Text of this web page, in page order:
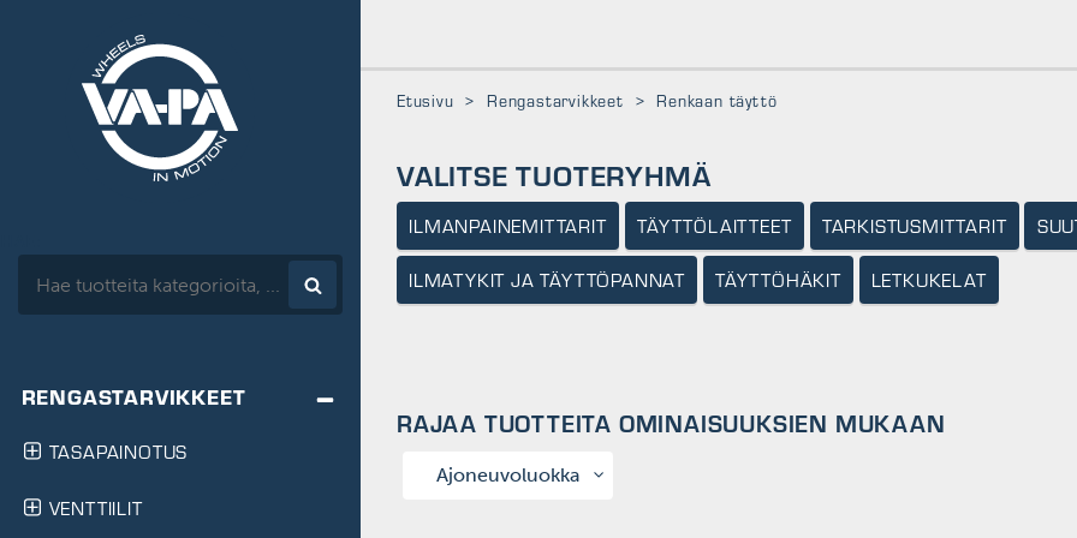
RENGASTARVIKKEET
TASAPAINOTUS
VENTTIILIT
Etusivu > Rengastarvikkeet > Renkaan täyttö
VALITSE TUOTERYHMÄ
ILMANPAINEMITTARIT TÄYTTÖLAITTEET TARKISTUSMITTARIT
ILMATYKIT JA TÄYTTÖPANNAT TÄYTTÖHÄKIT LETKUKELAT
RAJAA TUOTTEITA OMINAISUUKSIEN MUKAAN
Ajoneuvoluokka